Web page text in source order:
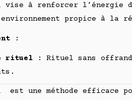
vise à renforcer l’énergie
propice à la
:
rituel : Rituel sans
une méthode efficace